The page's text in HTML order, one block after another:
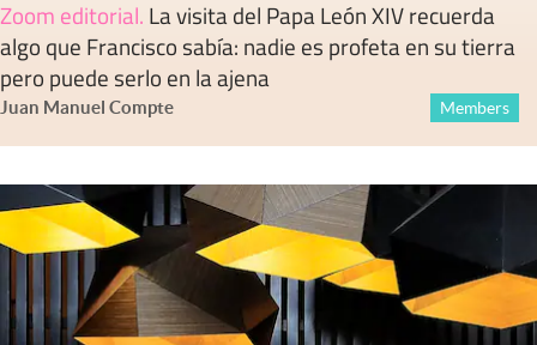
Zoom editorial. La visita del Papa León XIV recuerda
algo que Francisco sabía: nadie es profeta en su tierra
pero puede serlo en la ajena
Juan Manuel Compte Members